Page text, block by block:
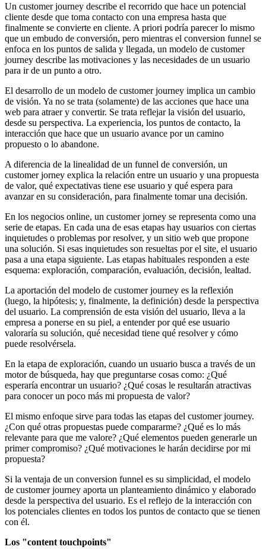
Un customer journey describe el recorrido que hace un potencial
cliente desde que toma contacto con una empresa hasta que
finalmente se convierte en cliente. A priori podría parecer lo mismo
que un embudo de conversión, pero mientras el conversion funnel se
enfoca en los puntos de salida y llegada, un modelo de customer
journey describe las motivaciones y las necesidades de un usuario
para ir de un punto a otro.
El desarrollo de un modelo de customer journey implica un cambio
de visión. Ya no se trata (solamente) de las acciones que hace una
web para atraer y convertir. Se trata reflejar la visión del usuario,
desde su perspectiva. La experiencia, los puntos de contacto, la
interacción que hace que un usuario avance por un camino
propuesto o lo abandone.
A diferencia de la linealidad de un funnel de conversión, un
customer jorney explica la relación entre un usuario y una propuesta
de valor, qué expectativas tiene ese usuario y qué espera para
avanzar en su consideración, para finalmente tomar una decisión.
En los negocios online, un customer jorney se representa como una
serie de etapas. En cada una de esas etapas hay usuarios con ciertas
inquietudes o problemas por resolver, y un sitio web que propone
una solución. Si esas inquietudes son resueltas por el site, el usuario
pasa a una etapa siguiente. Las etapas habituales responden a este
esquema: exploración, comparación, evaluación, decisión, lealtad.
La aportación del modelo de customer journey es la reflexión
(luego, la hipótesis; y, finalmente, la definición) desde la perspectiva
del usuario. La comprensión de esta visión del usuario, lleva a la
empresa a ponerse en su piel, a entender por qué ese usuario
valoraría su solución, qué necesidad tiene qué resolver y cómo
puede resolvérsela.
En la etapa de exploración, cuando un usuario busca a través de un
motor de búsqueda, hay que preguntarse cosas como: ¿Qué
esperaría encontrar un usuario? ¿Qué cosas le resultarán atractivas
para conocer un poco más mi propuesta de valor?
El mismo enfoque sirve para todas las etapas del customer journey.
¿Con qué otras propuestas puede compararme? ¿Qué es lo más
relevante para que me valore? ¿Qué elementos pueden generarle un
primer compromiso? ¿Qué motivaciones le harán decidirse por mi
propuesta?
Si la ventaja de un conversion funnel es su simplicidad, el modelo
de customer journey aporta un planteamiento dinámico y elaborado
desde la perspectiva del usuario. Es el reflejo de la interacción con
los potenciales clientes en todos los puntos de contacto que se tienen
con él.
Los "content touchpoints"